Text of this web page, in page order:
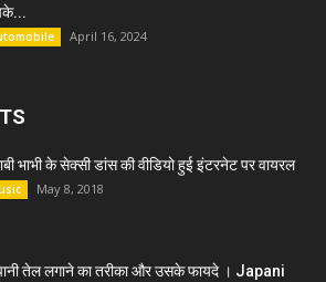
April 16, 2024
भाभी के सेक्सी डांस की वीडियो हुई इंटरनेट पर वायरल
May 8, 2018
तेल लगाने का तरीका और उसके फायदे । Japani